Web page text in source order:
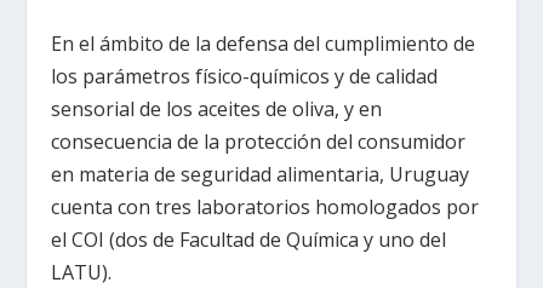
En el ámbito de la defensa del cumplimiento de
los parámetros físico-químicos y de calidad
sensorial de los aceites de oliva, y en
consecuencia de la protección del consumidor
en materia de seguridad alimentaria, Uruguay
cuenta con tres laboratorios homologados por
el COI (dos de Facultad de Química y uno del
LATU).